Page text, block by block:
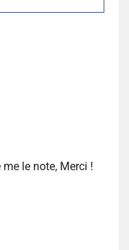
me le note, Merci !